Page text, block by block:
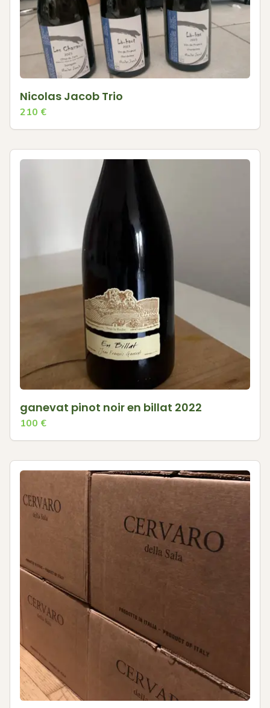
Nicolas Jacob Trio
210 €
ganevat pinot noir en billat 2022
100 €